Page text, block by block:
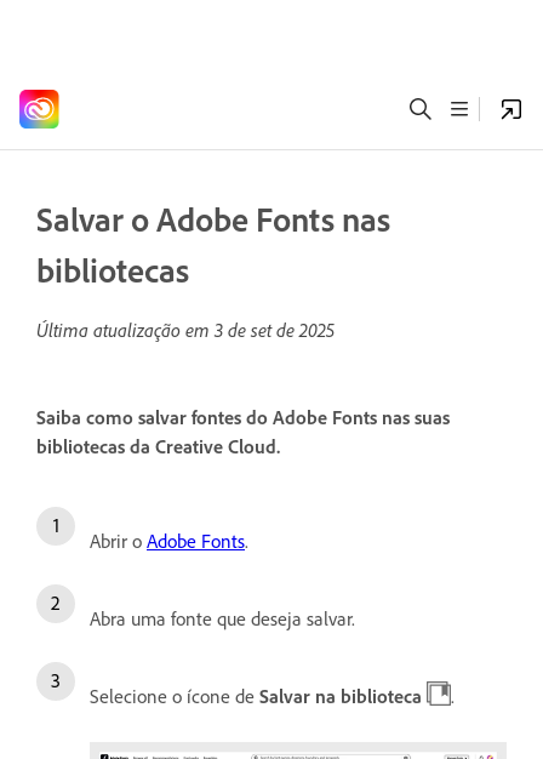
Salvar o Adobe Fonts nas
bibliotecas
Última atualização em 3 de set de 2025
Saiba como salvar fontes do Adobe Fonts nas suas
bibliotecas da Creative Cloud.
Abrir o Adobe Fonts.
Abra uma fonte que deseja salvar.
Selecione o ícone de Salvar na biblioteca .